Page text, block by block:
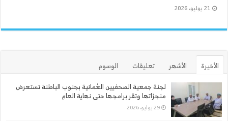
21 يوليو، 2026
الأخيرة الأشهر تعليقات
الوسوم
لجنة جمعية الصحفيين العُمانية بجنوب الباطنة تستعرض
منجزاتها وتقر برامجها حتى نهاية العام
29 يوليو، 2026